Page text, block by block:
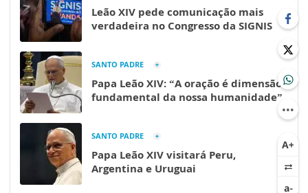
Leão XIV pede comunicação mais
verdadeira no Congresso da SIGNIS
SANTO PADRE
Papa Leão XIV: “A oração é dimensão
fundamental da nossa humanidade”
SANTO PADRE
Papa Leão XIV visitará Peru,
Argentina e Uruguai